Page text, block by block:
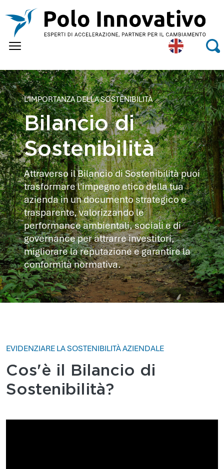
Eng
lish
L'IMPORTANZA DELLA SOSTENIBILITÀ
Bilancio di
Sostenibilità
Attraverso il Bilancio di Sostenibilità puoi
trasformare l'impegno etico della tua
azienda in un documento strategico e
trasparente, valorizzando le
performance ambientali, sociali e di
governance per attrarre investitori,
migliorare la reputazione e garantire la
conformità normativa.
EVIDENZIARE LA SOSTENIBILITÀ AZIENDALE
Cos'è il Bilancio di
Sostenibilità?